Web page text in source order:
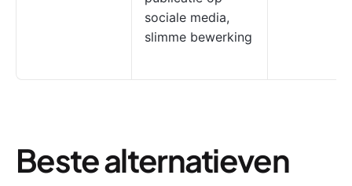
sociale media,
slimme bewerking
Beste alternatieven